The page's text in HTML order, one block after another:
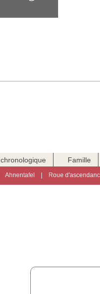
Famille
Ahnentafel Roue